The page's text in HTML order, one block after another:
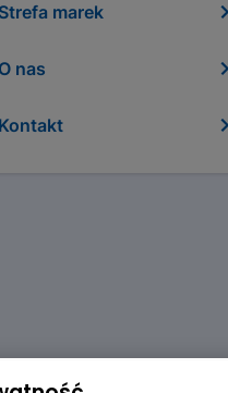
Strefa marek
O nas
Kontakt